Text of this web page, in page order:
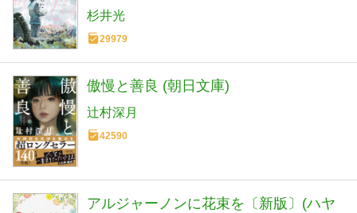
杉井光
29979
傲慢と善良 (朝日文庫)
辻村深月
42590
アルジャーノンに花束を〔新版〕(ハヤ